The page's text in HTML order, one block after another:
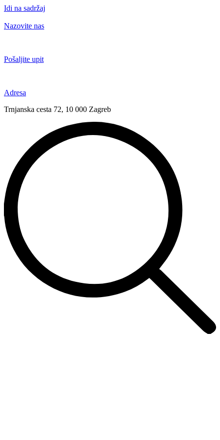
Idi na sadržaj
Nazovite nas
Pošaljite upit
Adresa
Trnjanska cesta 72, 10 000 Zagreb